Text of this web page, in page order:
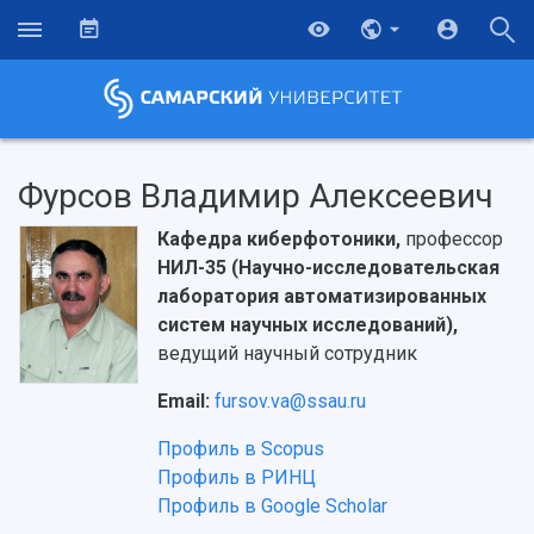
Фурсов Владимир Алексеевич
Кафедра киберфотоники, профессор
НИЛ-35 (Научно-исследовательская
лаборатория автоматизированных
систем научных исследований),
ведущий научный сотрудник
Email: fursov.va@ssau.ru
Профиль в Scopus
Профиль в РИНЦ
Профиль в Google Scholar